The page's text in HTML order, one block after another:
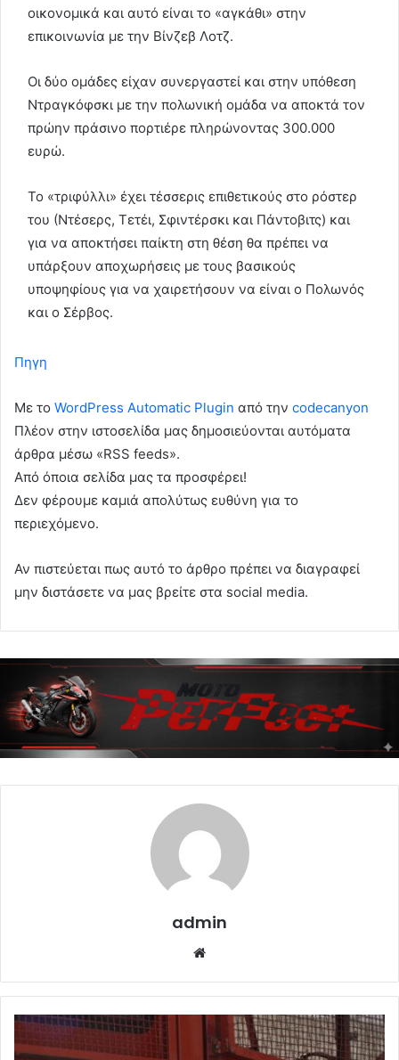
οικονομικά και αυτό είναι το «αγκάθι» στην
επικοινωνία με την Βίνζεβ Λοτζ.
Οι δύο ομάδες είχαν συνεργαστεί και στην υπόθεση
Ντραγκόφσκι με την πολωνική ομάδα να αποκτά τον
πρώην πράσινο πορτιέρε πληρώνοντας 300.000
ευρώ.
Το «τριφύλλι» έχει τέσσερις επιθετικούς στο ρόστερ
του (Ντέσερς, Τετέι, Σφιντέρσκι και Πάντοβιτς) και
για να αποκτήσει παίκτη στη θέση θα πρέπει να
υπάρξουν αποχωρήσεις με τους βασικούς
υποψηφίους για να χαιρετήσουν να είναι ο Πολωνός
και ο Σέρβος.
Πηγη
Με το WordPress Automatic Plugin από την codecanyon
Πλέον στην ιστοσελίδα μας δημοσιεύονται αυτόματα
άρθρα μέσω «RSS feeds».
Από όποια σελίδα μας τα προσφέρει!
Δεν φέρουμε καμιά απολύτως ευθύνη για το
περιεχόμενο.
Αν πιστεύεται πως αυτό το άρθρο πρέπει να διαγραφεί
μην διστάσετε να μας βρείτε στα social media.
admin